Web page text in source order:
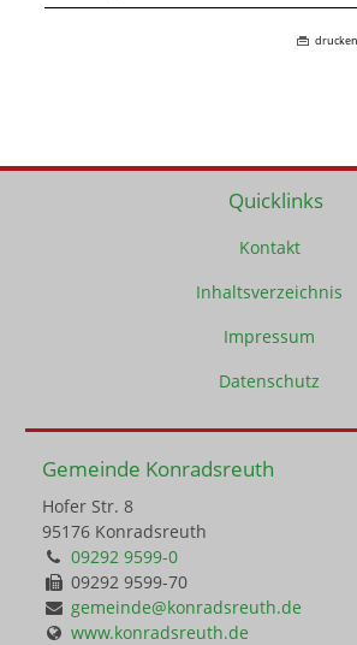
drucken
Quicklinks
Kontakt
Inhaltsverzeichnis
Impressum
Datenschutz
Gemeinde Konradsreuth
Hofer Str. 8
95176 Konradsreuth
09292 9599-0
09292 9599-70
gemeinde@konradsreuth.de
www.konradsreuth.de